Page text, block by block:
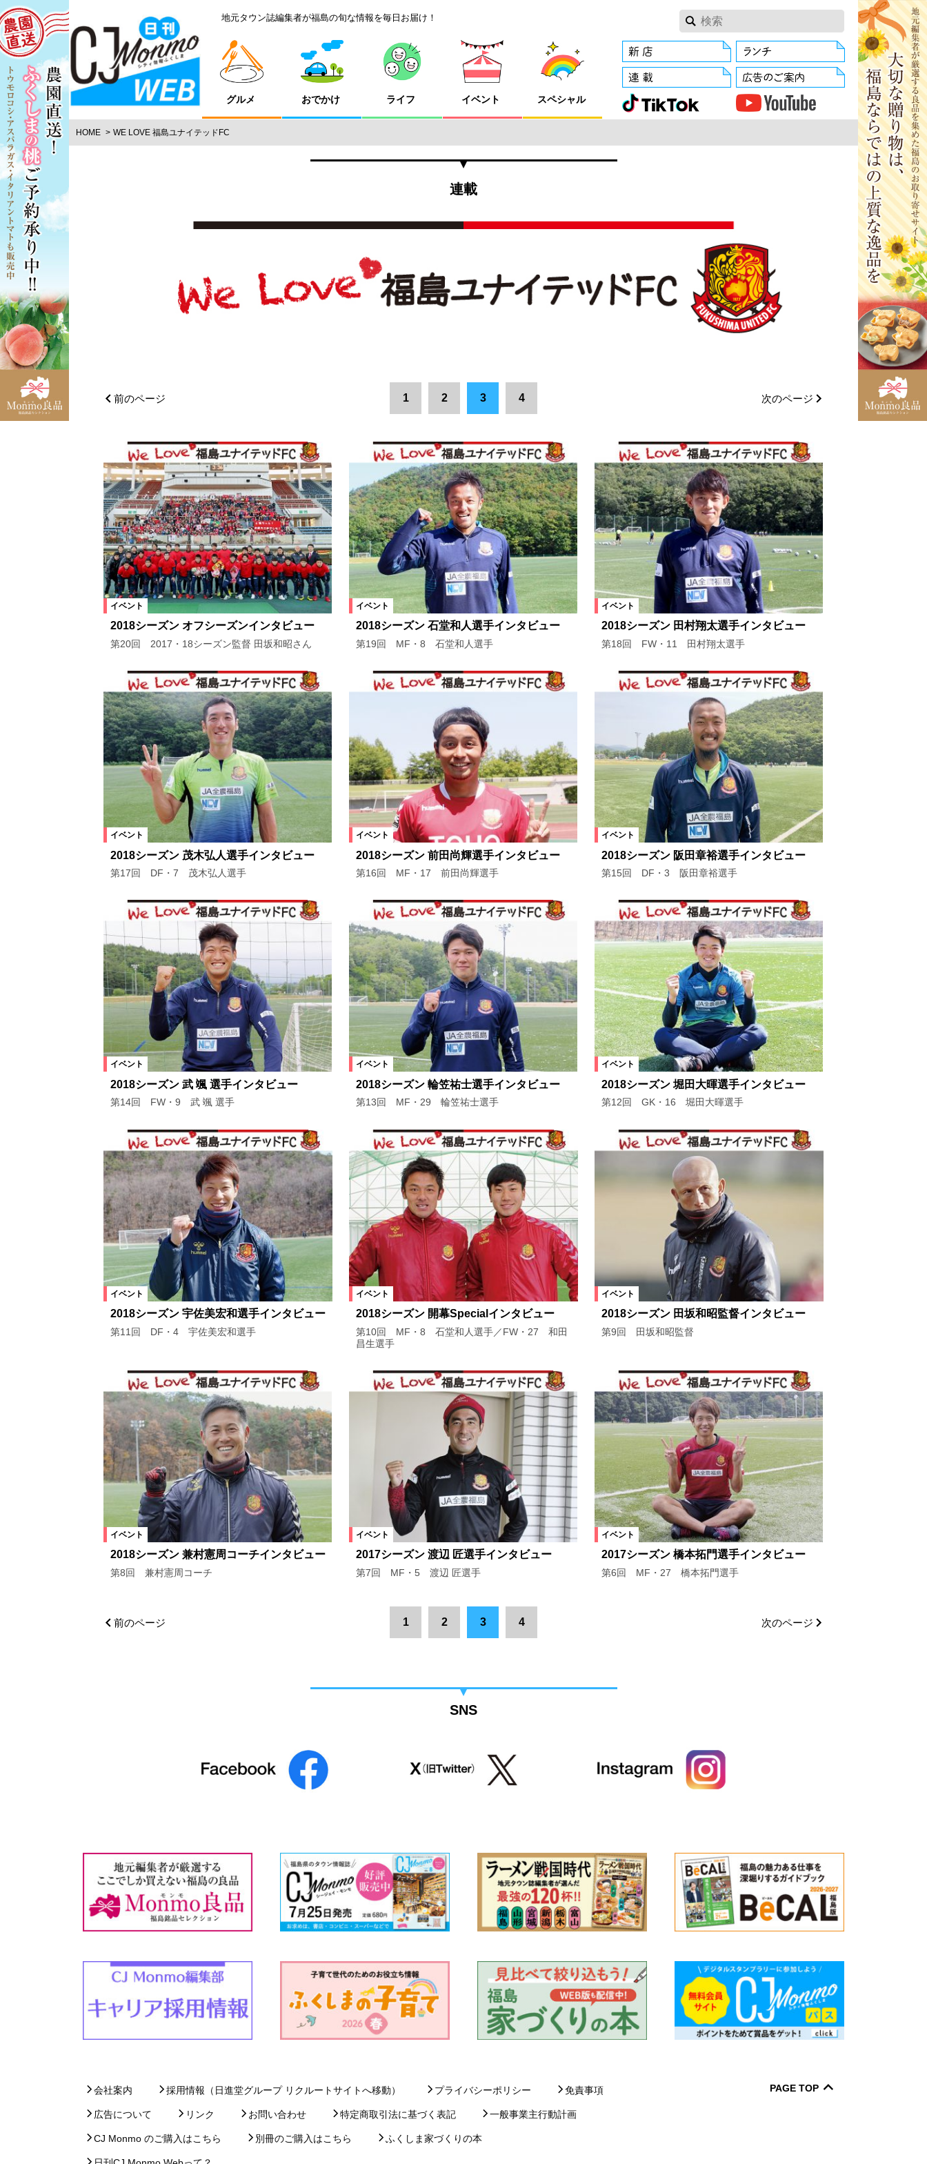
地元タウン誌編集者が福島の旬な情報を毎日お届け！
グルメ おでかけ ライフ イベント スペシャル
HOME WE LOVE 福島ユナイテッドFC
連載
前のページ 1 2 3 4 次のページ
イベント
2018シーズン オフシーズンインタビュー
第20回 2017・18シーズン監督 田坂和昭さん
イベント
2018シーズン 石堂和人選手インタビュー
第19回 MF・8 石堂和人選手
イベント
2018シーズン 田村翔太選手インタビュー
第18回 FW・11 田村翔太選手
イベント
2018シーズン 茂木弘人選手インタビュー
第17回 DF・7 茂木弘人選手
イベント
2018シーズン 前田尚輝選手インタビュー
第16回 MF・17 前田尚輝選手
イベント
2018シーズン 阪田章裕選手インタビュー
第15回 DF・3 阪田章裕選手
イベント
2018シーズン 武 颯 選手インタビュー
第14回 FW・9 武 颯 選手
イベント
2018シーズン 輪笠祐士選手インタビュー
第13回 MF・29 輪笠祐士選手
イベント
2018シーズン 堀田大暉選手インタビュー
第12回 GK・16 堀田大暉選手
イベント
2018シーズン 宇佐美宏和選手インタビュー
第11回 DF・4 宇佐美宏和選手
イベント
2018シーズン 開幕Specialインタビュー
第10回 MF・8 石堂和人選手／FW・27 和田
昌生選手
イベント
2018シーズン 田坂和昭監督インタビュー
第9回 田坂和昭監督
イベント
2018シーズン 兼村憲周コーチインタビュー
第8回 兼村憲周コーチ
イベント
2017シーズン 渡辺 匠選手インタビュー
第7回 MF・5 渡辺 匠選手
イベント
2017シーズン 橋本拓門選手インタビュー
第6回 MF・27 橋本拓門選手
前のページ 1 2 3 4 次のページ
SNS
PAGE TOP
会社案内 採用情報（日進堂グループ リクルートサイトへ移動） プライバシーポリシー 免責事項
広告について リンク お問い合わせ 特定商取引法に基づく表記 一般事業主行動計画
CJ Monmo のご購入はこちら 別冊のご購入はこちら ふくしま家づくりの本